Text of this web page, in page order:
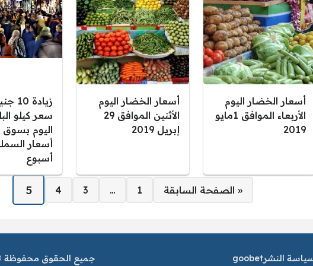
أسعار الخضار اليوم
الأربعاء الموافق 1مايو
2019
أسعار الخضار اليوم
الأثنين الموافق 29
إبريل 2019
سعر كيلو
اليوم بسوق
أسعار
أسبوع
« الصفحة السابقة 1
…
3
4
5
النشرgoobet جميع الحقوق محفوظة ©